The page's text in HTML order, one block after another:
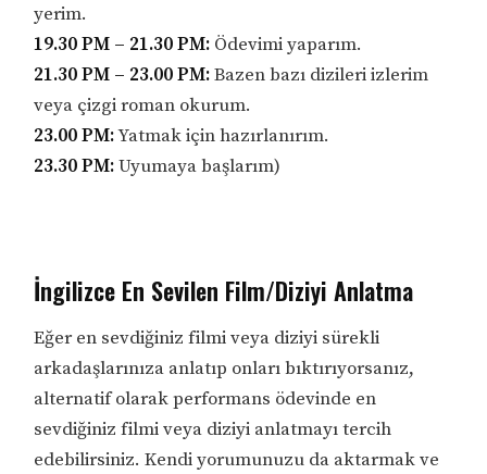
yerim.
19.30 PM – 21.30 PM: Ödevimi yaparım.
21.30 PM – 23.00 PM:Bazen bazı dizileri izlerim
veya çizgi roman okurum.
23.00 PM:Yatmak için hazırlanırım.
23.30 PM:Uyumaya başlarım)
İngilizce En Sevilen Film/Diziyi Anlatma
Eğer en sevdiğiniz filmi veya diziyi sürekli
arkadaşlarınıza anlatıp onları bıktırıyorsanız,
alternatif olarak performans ödevinde en
sevdiğiniz filmi veya diziyi anlatmayı tercih
edebilirsiniz. Kendi yorumunuzu da aktarmak ve